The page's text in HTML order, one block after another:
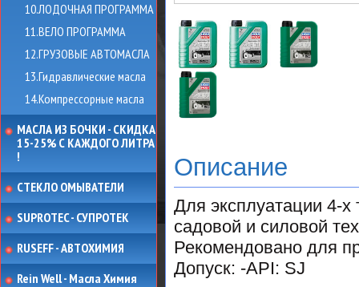
10.ЛОДОЧНАЯ ПРОГРАММА
11.ВЕЛО ПРОГРАММА
12.ГРУЗОВЫЕ АВТОМАСЛА
13.Гидравлические масла
14.Компрессорные масла
МАСЛА ИЗ БОЧКИ - СКИДКА
15-25% С КАЖДОГО ЛИТРА
!
СТЕКЛО ОМЫВАТЕЛИ
SUPROTEC - СУПРОТЕК
RUSEFF - АВТОХИМИЯ
Rein Well - Масла Химия
Описание
Для эксплуатации 4-х
садовой и силовой
Рекомендовано для
Допуск: -API: SJ